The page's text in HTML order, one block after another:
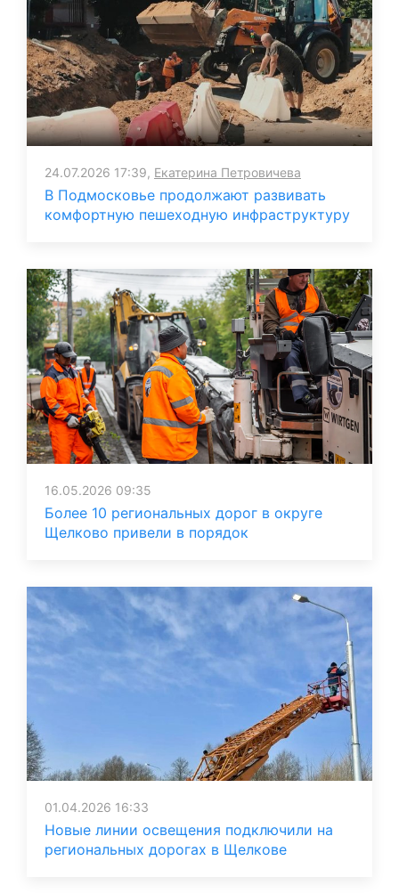
24.07.2026 17:39, Екатерина Петровичева
В Подмосковье продолжают развивать
комфортную пешеходную инфраструктуру
16.05.2026 09:35
Более 10 региональных дорог в округе
Щелково привели в порядок
01.04.2026 16:33
Новые линии освещения подключили на
региональных дорогах в Щелкове